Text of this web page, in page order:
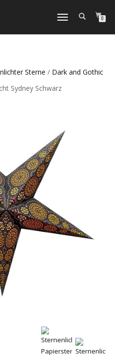
NAVIGATION
0
Sterne / Dark and Gothic
Sydney Schwarz